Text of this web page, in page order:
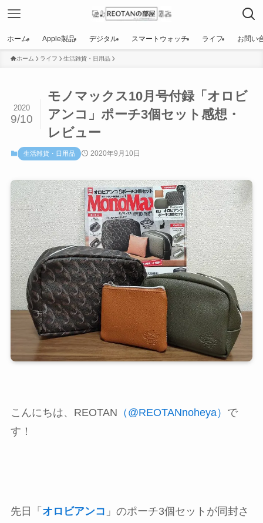
ホーム Apple製品 デジタル スマートウォッチ ライフ お問い
ホーム ライフ 生活雑貨・日用品
モノマックス10月号付録「オロビ
アンコ」ポーチ3個セット感想・
レビュー
2020
9/10
生活雑貨・日用品 2020年9月10日
こんにちは、REOTAN （@REOTANnoheya） で
す！
先日「 オロビアンコ 」のポーチ3個セットが同封さ